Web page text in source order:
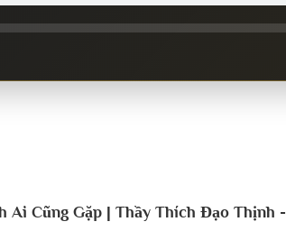
Ai Cũng Gặp | Thầy Thích Đạo Thịnh -